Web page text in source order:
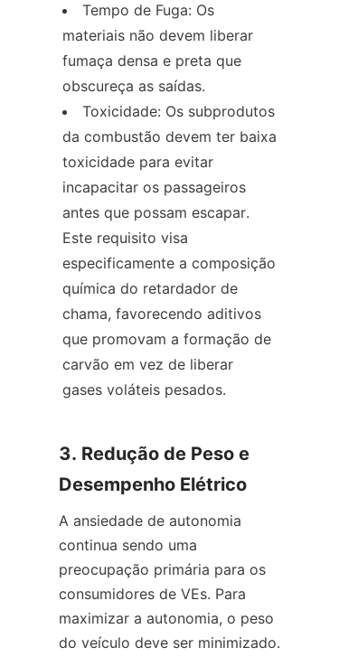
Tempo de Fuga: Os
materiais não devem liberar
fumaça densa e preta que
obscureça as saídas.
Toxicidade: Os subprodutos
da combustão devem ter baixa
toxicidade para evitar
incapacitar os passageiros
antes que possam escapar.
Este requisito visa
especificamente a composição
química do retardador de
chama, favorecendo aditivos
que promovam a formação de
carvão em vez de liberar
gases voláteis pesados.
3. Redução de Peso e
Desempenho Elétrico
A ansiedade de autonomia
continua sendo uma
preocupação primária para os
consumidores de VEs. Para
maximizar a autonomia, o peso
do veículo deve ser minimizado.